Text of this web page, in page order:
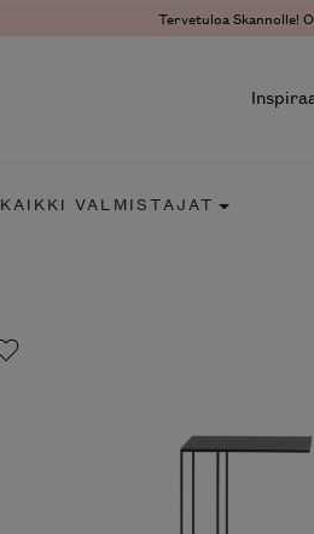
Tervetuloa Skannolle!
KAIKKI VALMISTAJAT